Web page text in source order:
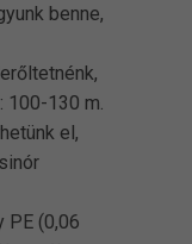
benne,
100-130 m.
el,
PE (0,06